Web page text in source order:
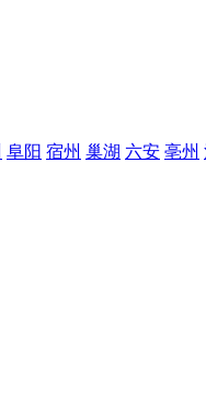
阜阳 宿州 巢湖 六安 亳州